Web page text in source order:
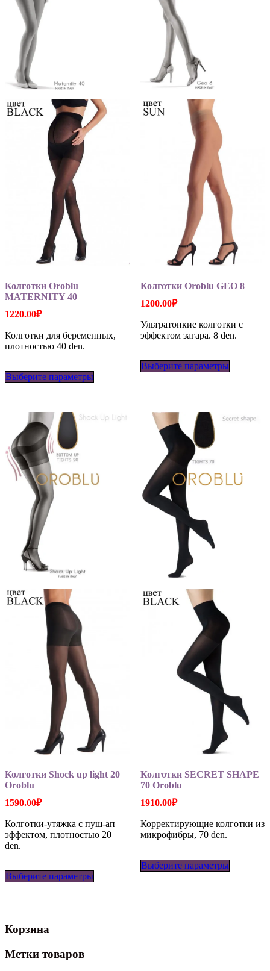
Колготки Oroblu
MATERNITY 40
1220.00₽
Колготки для беременных,
плотностью 40 den.
Выберите параметры
Опции
товара.
Колготки Oroblu GEO 8
1200.00₽
Ультратонкие колготки с
эффектом загара. 8 den.
Выберите параметры
можно
Колготки Shock up light 20
Oroblu
1590.00₽
Колготки-утяжка с пуш-ап
эффектом, плотностью 20
den.
Выберите параметры
Колготки SECRET SHAPE
70 Oroblu
1910.00₽
Корректирующие колготки из
микрофибры, 70 den.
Выберите параметры
Корзина
Метки товаров